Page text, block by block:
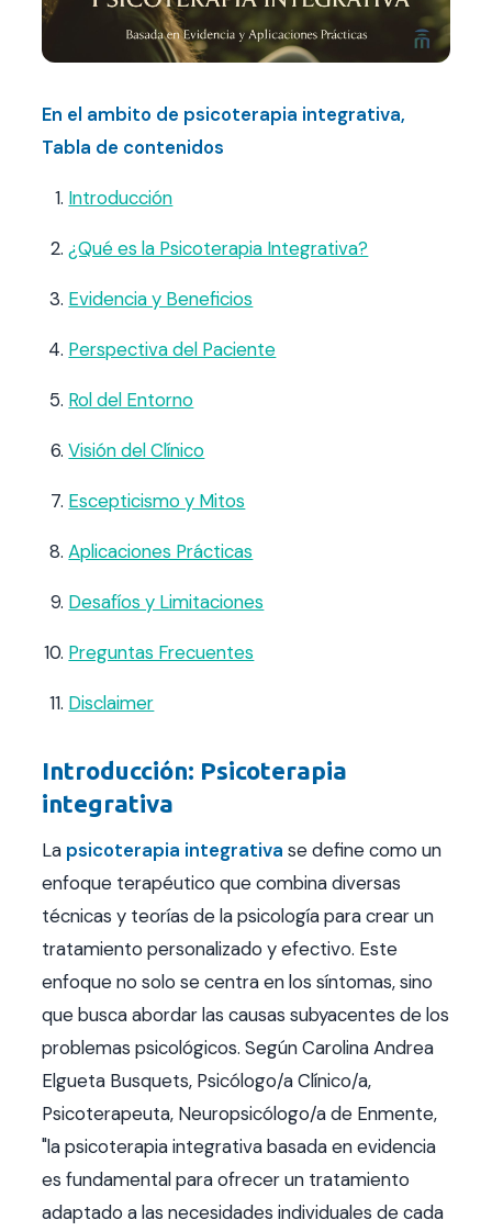
Contacto
Agendar hora
En el ambito de psicoterapia integrativa,
Tabla de contenidos
Introducción
¿Qué es la Psicoterapia Integrativa?
Evidencia y Beneficios
Perspectiva del Paciente
Rol del Entorno
Visión del Clínico
Escepticismo y Mitos
Aplicaciones Prácticas
Desafíos y Limitaciones
Preguntas Frecuentes
Disclaimer
Introducción: Psicoterapia
integrativa
La psicoterapia integrativa se define como un
enfoque terapéutico que combina diversas
técnicas y teorías de la psicología para crear un
tratamiento personalizado y efectivo. Este
enfoque no solo se centra en los síntomas, sino
que busca abordar las causas subyacentes de los
problemas psicológicos. Según Carolina Andrea
Elgueta Busquets, Psicólogo/a Clínico/a,
Psicoterapeuta, Neuropsicólogo/a de Enmente,
"la psicoterapia integrativa basada en evidencia
es fundamental para ofrecer un tratamiento
adaptado a las necesidades individuales de cada